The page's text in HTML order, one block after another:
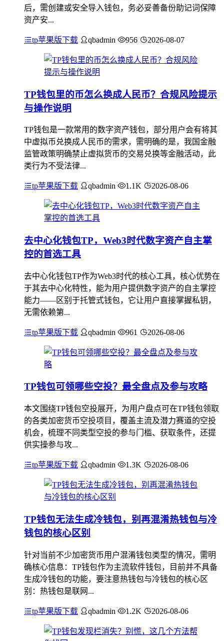
后，需创建或安全导入钱包，务必妥善备份助记词保障
资产安...
tp苹果版下载 qbadmin 956 2026-08-07
TP钱包里的币怎么换成人民币？合规风险提示
与操作说明
TP钱包是一款常用的数字资产钱包，部分用户会有将其
中虚拟币兑换成人民币的需求，需明确的是，我国金融
监管政策明确禁止虚拟货币的交易兑换等金融活动，此
类行为不受法律...
tp苹果版下载 qbadmin 1.1K 2026-08-06
去中心化钱包TP，Web3时代数字资产自主掌
控的首选工具
去中心化钱包TP作为Web3时代的核心工具，核心优势在
于其去中心化特性，能为用户提供数字资产的自主掌控
能力——区别于托管式钱包，它让用户直接掌握私钥，
无需依赖第...
tp苹果版下载 qbadmin 961 2026-08-06
TP钱包可领哪些空投？最全盘点及参与攻略
本文围绕TP钱包空投展开，为用户盘点可在TP钱包领取
的各类加密货币空投项目，覆盖主流及潜力赛道的空投
机会，梳理不同类型空投的参与门槛、获取条件，还提
供实操参与攻...
tp苹果版下载 qbadmin 1.3K 2026-08-06
TP钱包无法生成冷钱包，别再混淆热钱包与冷
钱包的核心区别
针对当前不少加密货币用户混淆钱包类型的情况，需明
确核心信息：TP钱包作为主流软件钱包，目前并不具备
生成冷钱包的功能，要注意热钱包与冷钱包的核心区
别：热钱包是联网...
tp苹果版下载 qbadmin 1.2K 2026-08-06